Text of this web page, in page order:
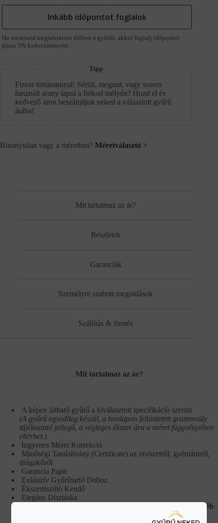
Inkább időpontot foglalok
Ha szeretnéd megtekinteni élőben a gyűrűt, akkor foglalj időpontot
plusz 5% kedvezményért.
Tipp
Fizess törtarannyal! Sérült, megunt, vagy sosem
használt arany lapul a fiókod mélyén? Hozd el és
kedvező áron beszámítjuk neked a választott gyűrű
árába!
Bizonytalan vagy a méretben? Méretválasztó >
Mit tartalmaz az ár?
Részletek
Garanciák
Személyre szabott megoldások
Szállítás & fizetés
Mit tartalmaz az ár?
A képen látható gyűrű a kiválasztott specifikáciò szerint
(A gyűrű egyedileg készül, a honlapon feltüntetett grammsúly
tájékoztató jellegű, a végleges ékszer ára a méret függvényében
eltérhet.)
Ingyenes Méret Korrekció
Minőségi Tanúsítvány (Certificate) az ötvözetről, gyémántról,
drágakőről
Garancia Papír
Exkluzív Gyűrűtartó Doboz
Ékszertisztító Kendő
Elegáns Dísztáska
Ajándék kedvezmény kupon karikagyűrű pár, vagy egyéb